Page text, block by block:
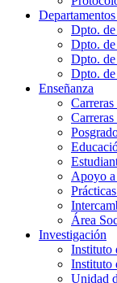
Dpto.
Dpto.
Dpto.
Dpto.
Enseñanza
Apoyo a
Área
Investigación
Instituto
Instituto
Unidad